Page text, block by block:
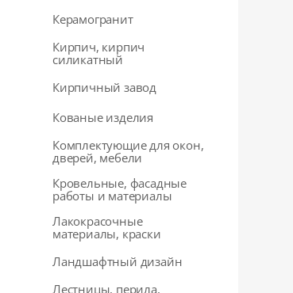
Керамогранит
Кирпич, кирпич
силикатный
Кирпичный завод
Кованые изделия
Комплектующие для окон,
дверей, мебели
Кровельные, фасадные
работы и материалы
Лакокрасочные
материалы, краски
Ландшафтный дизайн
Лестницы, перила,